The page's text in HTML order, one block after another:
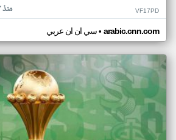
منذ ٣ أشهر VF17PD
سي ان ان عربي• arabic.cnn.com